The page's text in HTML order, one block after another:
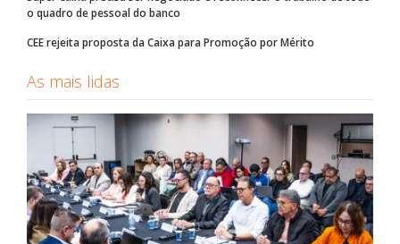
o quadro de pessoal do banco
CEE rejeita proposta da Caixa para Promoção por Mérito
As mais lidas